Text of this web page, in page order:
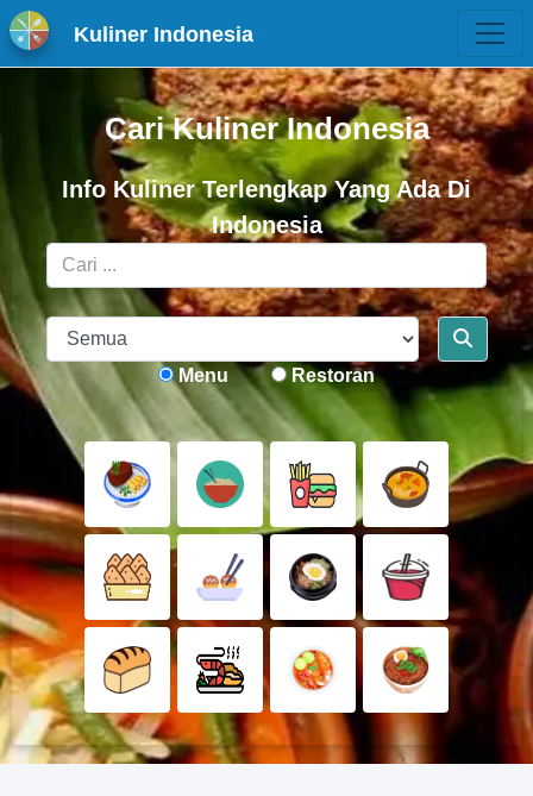
Kuliner Indonesia
Cari Kuliner Indonesia
Info Kuliner Terlengkap Yang Ada Di
Indonesia
Menu Restoran